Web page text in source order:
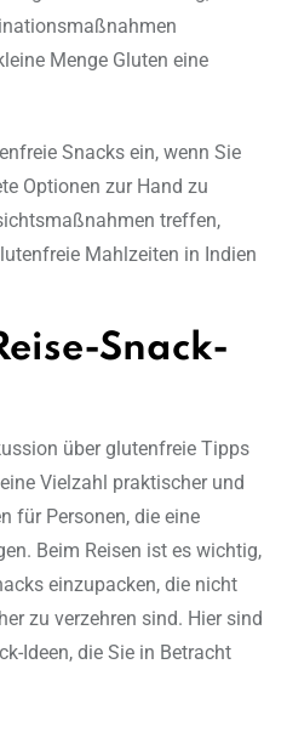
Menge Gluten eine
Snacks ein, wenn Sie
Optionen zur Hand zu
treffen,
Mahlzeiten in Indien
Snack-
über glutenfreie Tipps
Vielzahl praktischer und
für Personen, die eine
Beim Reisen ist es wichtig,
einzupacken, die nicht
zu verzehren sind. Hier sind
Ideen, die Sie in Betracht